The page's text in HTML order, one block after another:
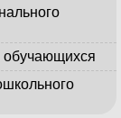
обучающихся